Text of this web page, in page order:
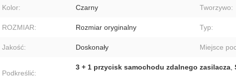
Kolor: Czarny Tworzywo:
ROZMIAR: Rozmiar oryginalny Typ:
Jakość: Doskonały Miejsce
Podkreślić:
3 + 1 przycisk samochodu zdalnego zasilacza,